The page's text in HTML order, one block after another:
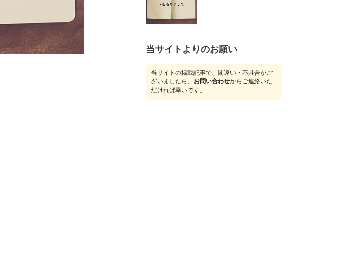
当サイトよりのお願い
当サイトの掲載記事で、間違い・不具合がご
ざいましたら、 お問い合わせからご連絡いた
だければ幸いです。